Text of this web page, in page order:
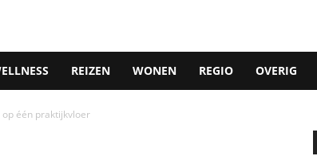
REIZEN WONEN REGIO OVERIG
één praktijkvloer